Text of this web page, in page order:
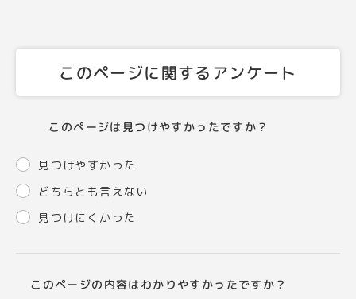
このページに関するアンケート
このページは見つけやすかったですか？
見つけやすかった
どちらとも言えない
見つけにくかった
このページの内容はわかりやすかったですか？